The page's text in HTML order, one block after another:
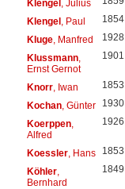
Klengel, Julius
Klengel, Paul 1854
Kluge, Manfred 1928
Klussmann,
Ernst Gernot
1901
Knorr, Iwan 1853
Kochan, Günter 1930
Koerppen,
Alfred
1926
Koessler, Hans 1853
Köhler,
Bernhard
1849